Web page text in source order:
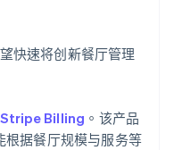
快速将创新餐厅管理
Stripe Billing 。该产品
根据餐厅规模与服务等